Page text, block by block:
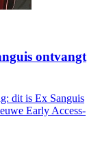
ontvangt
dit is Ex Sanguis
Early Access-